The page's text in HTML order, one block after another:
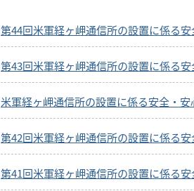
第44回米軍経ヶ岬通信所の設置に係る
第43回米軍経ヶ岬通信所の設置に係る
米軍経ヶ岬通信所の設置に係る安全・安
第42回米軍経ヶ岬通信所の設置に係る
第41回米軍経ヶ岬通信所の設置に係る